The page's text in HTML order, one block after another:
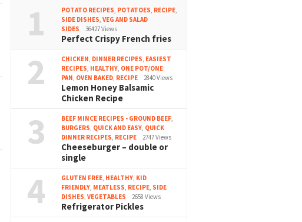
1 POTATO RECIPES, POTATOES, RECIPE,
SIDE DISHES,VEG AND SALAD
SIDES
36427 Views
Perfect Crispy French fries
2 CHICKEN, DINNER RECIPES, EASIEST
RECIPES, HEALTHY, ONE POT/ONE
PAN, OVEN BAKED, RECIPE 2840 Views
Lemon Honey Balsamic
Chicken Recipe
3 BEEF MINCE RECIPES - GROUND BEEF,
BURGERS, QUICK AND EASY, QUICK
DINNER RECIPES, RECIPE 2747 Views
Cheeseburger – double or
single
4 GLUTEN FREE, HEALTHY, KID
FRIENDLY, MEATLESS, RECIPE, SIDE
DISHES,VEGETABLES 2658 Views
Refrigerator Pickles